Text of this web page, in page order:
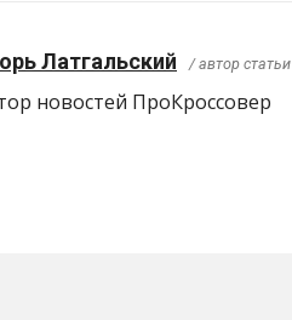
Латгальский / автор статьи
новостей ПроКроcсовер